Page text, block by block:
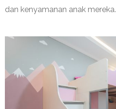
dan kenyamanan anak mereka.